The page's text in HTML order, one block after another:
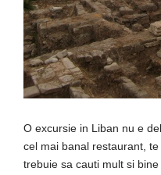
O excursie in Liban nu e
cel mai banal restaurant,
trebuie sa cauti mult si